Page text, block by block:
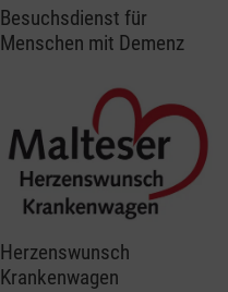
Besuchsdienst für
Menschen mit Demenz
Herzenswunsch
Krankenwagen